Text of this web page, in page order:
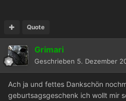
Quote
Grimari
Geschrieben 5. Dezember
Ach ja und fettes Dankschön
geburtsagsgeschenk ich wollt mir